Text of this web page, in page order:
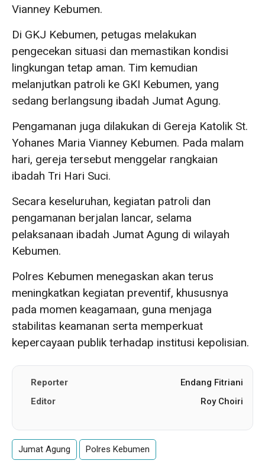
Vianney Kebumen.
Di GKJ Kebumen, petugas melakukan
pengecekan situasi dan memastikan kondisi
lingkungan tetap aman. Tim kemudian
melanjutkan patroli ke GKI Kebumen, yang
sedang berlangsung ibadah Jumat Agung.
Pengamanan juga dilakukan di Gereja Katolik St.
Yohanes Maria Vianney Kebumen. Pada malam
hari, gereja tersebut menggelar rangkaian
ibadah Tri Hari Suci.
Secara keseluruhan, kegiatan patroli dan
pengamanan berjalan lancar, selama
pelaksanaan ibadah Jumat Agung di wilayah
Kebumen.
Polres Kebumen menegaskan akan terus
meningkatkan kegiatan preventif, khususnya
pada momen keagamaan, guna menjaga
stabilitas keamanan serta memperkuat
kepercayaan publik terhadap institusi kepolisian.
Reporter
Endang Fitriani
Editor
Roy Choiri
Jumat Agung Polres Kebumen